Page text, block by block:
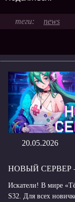
news
20.05.2026
НОВЫЙ СЕРВЕР
Искатели! В мире
S32. Для всех